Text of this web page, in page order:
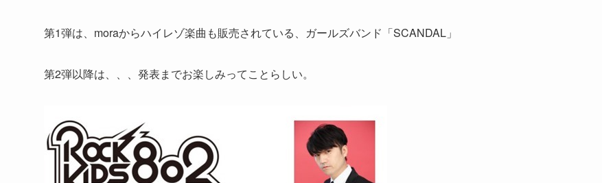
第1弾は、moraからハイレゾ楽曲も販売されている、ガールズバンド「SCANDAL」
第2弾以降は、、、発表までお楽しみってことらしい。